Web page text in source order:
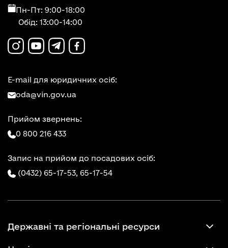
Пн-Пт: 9:00-18:00
Обід: 13:00-14:00
E-mail для юридичних осіб:
oda@vin.gov.ua
Прийом звернень:
0 800 216 433
Запис на прийом до посадових осіб:
(0432) 65-17-53, 65-17-54
Державні та регіональні ресурси